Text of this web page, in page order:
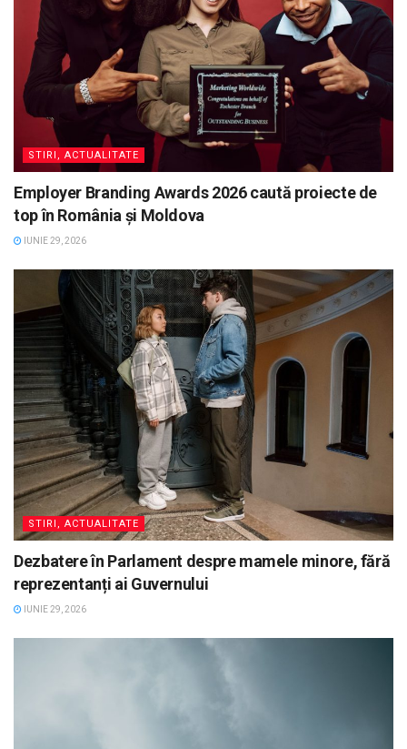
STIRI, ACTUALITATE
Employer Branding Awards 2026 caută proiecte de
top în România și Moldova
IUNIE 29, 2026
STIRI, ACTUALITATE
Dezbatere în Parlament despre mamele minore, fără
reprezentanți ai Guvernului
IUNIE 29, 2026